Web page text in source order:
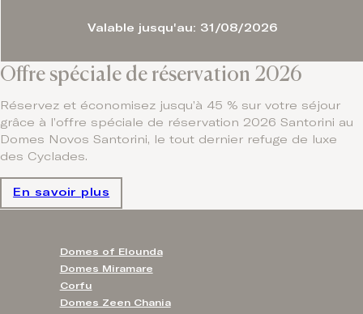
Offre spéciale de réservation 2026
Réservez et économisez jusqu’à 45 % sur votre séjour
grâce à l’offre spéciale de réservation 2026 Santorini au
Domes Novos Santorini, le tout dernier refuge de luxe
des Cyclades.
En savoir plus
Valable jusqu'au: 31/08/2026
Domes of Elounda
Domes Miramare
Corfu
Domes Zeen Chania